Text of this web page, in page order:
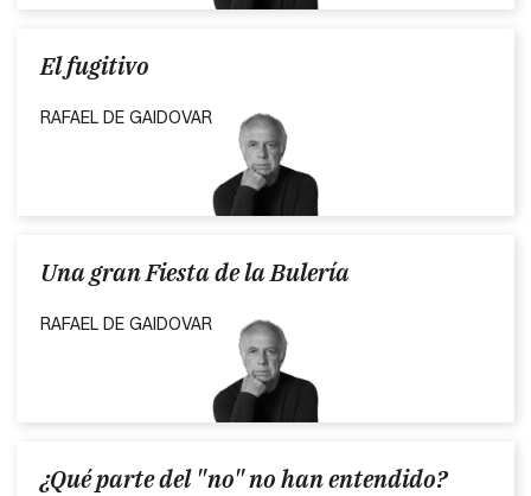
El fugitivo
RAFAEL DE GAIDOVAR
Una gran Fiesta de la Bulería
RAFAEL DE GAIDOVAR
¿Qué parte del "no" no han entendido?